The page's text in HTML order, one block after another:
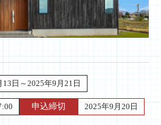
13日～2025年9月21日
申込締切 2025年9月20日